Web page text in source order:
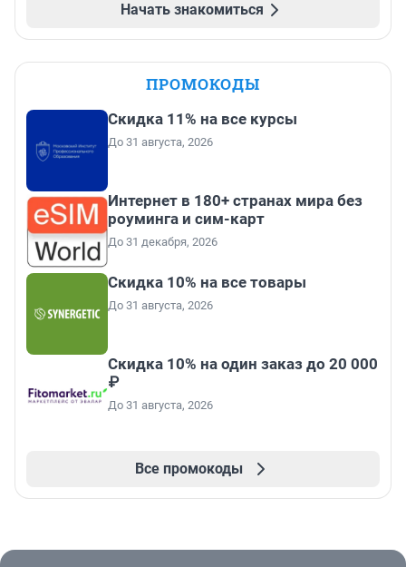
Начать знакомиться
ПРОМОКОДЫ
Скидка 11% на все курсы
До 31 августа, 2026
Интернет в 180+ странах мира без
роуминга и сим-карт
До 31 декабря, 2026
Скидка 10% на все товары
До 31 августа, 2026
Скидка 10% на один заказ до 20 000
₽
До 31 августа, 2026
Все промокоды